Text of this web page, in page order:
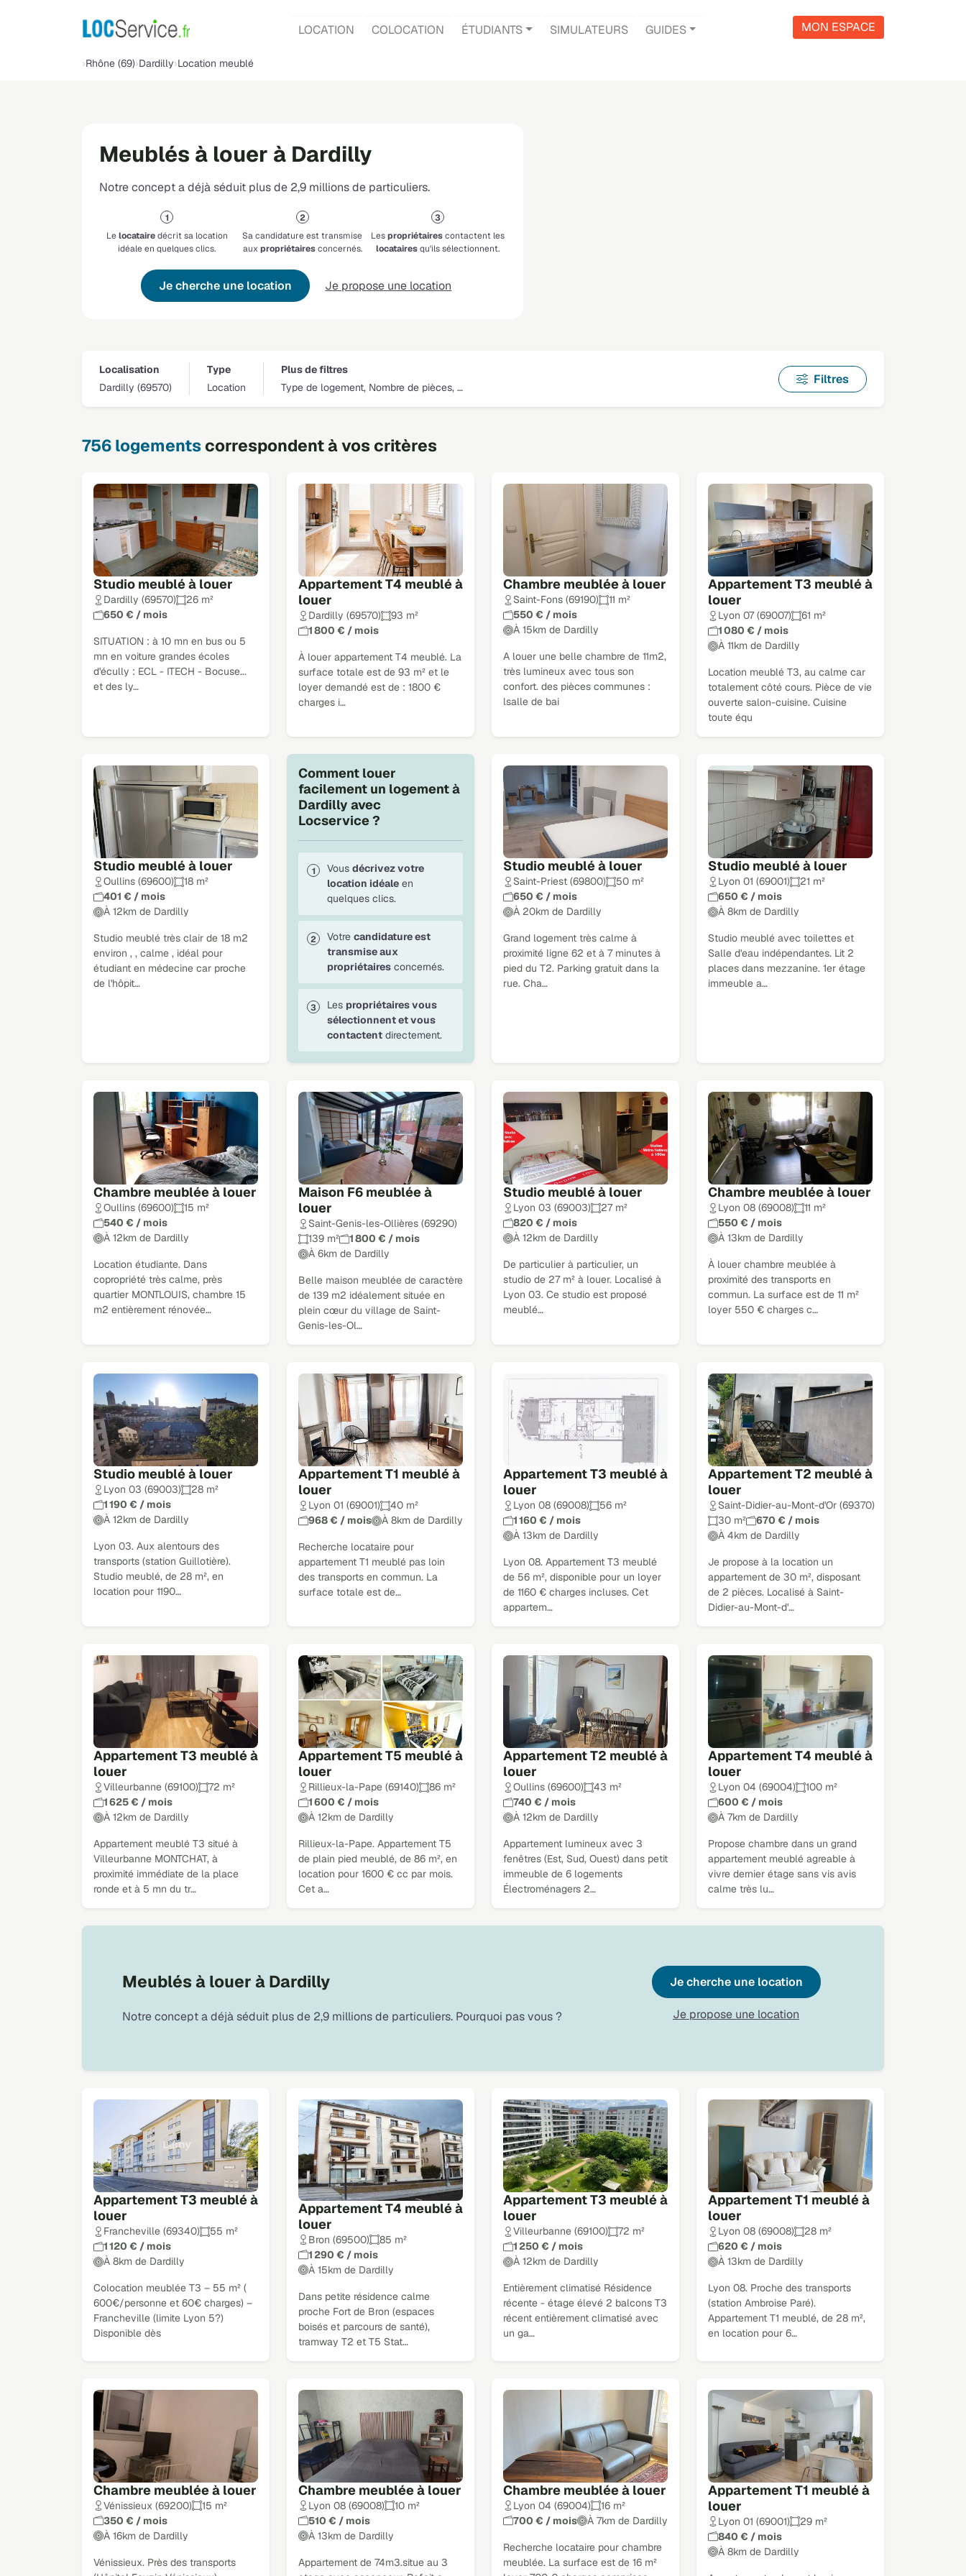
LOCATION COLOCATION ÉTUDIANTS SIMULATEURS GUIDES MON ESPACE
Rhône (69) Dardilly Location meublé
Meublés à louer à Dardilly
Notre concept a déjà séduit plus de 2,9 millions de particuliers.
Lelocatairedécrit sa location
idéale en quelques clics.
Sa candidature est transmise
auxpropriétairesconcernés.
Lespropriétairescontactent les
locatairesqu'ils sélectionnent.
Je cherche une location Je propose une location
Localisation
Dardilly (69570)
Type
Location
Plus de filtres
Type de logement, Nombre de pièces, …
Filtres
756 logements correspondent à vos critères
Studio meublé à louer
Dardilly (69570)
26 m²
650 € / mois
SITUATION : à 10 mn en bus ou 5
mn en voiture grandes écoles
d'écully : ECL - ITECH - Bocuse...
et des ly…
Appartement T4 meublé à
louer
Dardilly (69570)
93 m²
1 800 € / mois
À louer appartement T4 meublé. La
surface totale est de 93 m² et le
loyer demandé est de : 1800 €
charges i…
Chambre meublée à louer
Saint-Fons (69190)
11 m²
550 € / mois
À 15km de Dardilly
A louer une belle chambre de 11m2,
très lumineux avec tous son
confort. des pièces communes :
lsalle de bai
Appartement T3 meublé à
louer
Lyon 07 (69007)
61 m²
1 080 € / mois
À 11km de Dardilly
Location meublé T3, au calme car
totalement côté cours. Pièce de vie
ouverte salon-cuisine. Cuisine
toute équ
Studio meublé à louer
Oullins (69600)
18 m²
401 € / mois
À 12km de Dardilly
Studio meublé très clair de 18 m2
environ , , calme , idéal pour
étudiant en médecine car proche
de l'hôpit…
Studio meublé à louer
Saint-Priest (69800)
50 m²
650 € / mois
À 20km de Dardilly
Grand logement très calme à
proximité ligne 62 et à 7 minutes à
pied du T2. Parking gratuit dans la
rue. Cha…
Studio meublé à louer
Lyon 01 (69001)
21 m²
650 € / mois
À 8km de Dardilly
Studio meublé avec toilettes et
Salle d'eau indépendantes. Lit 2
places dans mezzanine. 1er étage
immeuble a…
Chambre meublée à louer
Oullins (69600)
15 m²
540 € / mois
À 12km de Dardilly
Location étudiante. Dans
copropriété très calme, près
quartier MONTLOUIS, chambre 15
m2 entièrement rénovée…
Maison F6 meublée à
louer
Saint-Genis-les-Ollières (69290)
139 m²
1 800 € / mois
À 6km de Dardilly
Belle maison meublée de caractère
de 139 m2 idéalement située en
plein cœur du village de Saint-
Genis-les-Ol…
Studio meublé à louer
Lyon 03 (69003)
27 m²
820 € / mois
À 12km de Dardilly
De particulier à particulier, un
studio de 27 m² à louer. Localisé à
Lyon 03. Ce studio est proposé
meublé…
Chambre meublée à louer
Lyon 08 (69008)
11 m²
550 € / mois
À 13km de Dardilly
À louer chambre meublée à
proximité des transports en
commun. La surface est de 11 m²
loyer 550 € charges c…
Studio meublé à louer
Lyon 03 (69003)
28 m²
1 190 € / mois
À 12km de Dardilly
Lyon 03. Aux alentours des
transports (station Guillotière).
Studio meublé, de 28 m², en
location pour 1190…
Appartement T1 meublé à
louer
Lyon 01 (69001)
40 m²
968 € / mois
À 8km de Dardilly
Recherche locataire pour
appartement T1 meublé pas loin
des transports en commun. La
surface totale est de…
Appartement T3 meublé à
louer
Lyon 08 (69008)
56 m²
1 160 € / mois
À 13km de Dardilly
Lyon 08. Appartement T3 meublé
de 56 m², disponible pour un loyer
de 1160 € charges incluses. Cet
appartem…
Appartement T2 meublé à
louer
Saint-Didier-au-Mont-d'Or (69370)
30 m²
670 € / mois
À 4km de Dardilly
Je propose à la location un
appartement de 30 m², disposant
de 2 pièces. Localisé à Saint-
Didier-au-Mont-d'…
Appartement T3 meublé à
louer
Villeurbanne (69100)
72 m²
1 625 € / mois
À 12km de Dardilly
Appartement meublé T3 situé à
Villeurbanne MONTCHAT, à
proximité immédiate de la place
ronde et à 5 mn du tr…
Appartement T5 meublé à
louer
Rillieux-la-Pape (69140)
86 m²
1 600 € / mois
À 12km de Dardilly
Rillieux-la-Pape. Appartement T5
de plain pied meublé, de 86 m², en
location pour 1600 € cc par mois.
Cet a…
Appartement T2 meublé à
louer
Oullins (69600)
43 m²
740 € / mois
À 12km de Dardilly
Appartement lumineux avec 3
fenêtres (Est, Sud, Ouest) dans petit
immeuble de 6 logements
Électroménagers 2…
Appartement T4 meublé à
louer
Lyon 04 (69004)
100 m²
600 € / mois
À 7km de Dardilly
Propose chambre dans un grand
appartement meublé agreable à
vivre dernier étage sans vis avis
calme très lu…
Appartement T3 meublé à
louer
Francheville (69340)
55 m²
1 120 € / mois
À 8km de Dardilly
Colocation meublée T3 – 55 m² (
600€/personne et 60€ charges) –
Francheville (limite Lyon 5?)
Disponible dès
Appartement T4 meublé à
louer
Bron (69500)
85 m²
1 290 € / mois
À 15km de Dardilly
Dans petite résidence calme
proche Fort de Bron (espaces
boisés et parcours de santé),
tramway T2 et T5 Stat…
Appartement T3 meublé à
louer
Villeurbanne (69100)
72 m²
1 250 € / mois
À 12km de Dardilly
Entièrement climatisé Résidence
récente - étage élevé 2 balcons T3
récent entièrement climatisé avec
un ga…
Appartement T1 meublé à
louer
Lyon 08 (69008)
28 m²
620 € / mois
À 13km de Dardilly
Lyon 08. Proche des transports
(station Ambroise Paré).
Appartement T1 meublé, de 28 m²,
en location pour 6…
Chambre meublée à louer
Vénissieux (69200)
15 m²
350 € / mois
À 16km de Dardilly
Vénissieux. Près des transports
Chambre meublée à louer
Lyon 08 (69008)
10 m²
510 € / mois
À 13km de Dardilly
Appartement de 74m3.situe au 3
Chambre meublée à louer
Lyon 04 (69004)
16 m²
700 € / mois
À 7km de Dardilly
Recherche locataire pour chambre
meublée. La surface est de 16 m²
Appartement T1 meublé à
louer
Lyon 01 (69001)
29 m²
840 € / mois
À 8km de Dardilly
Comment louer
facilement un logement à
Dardilly avec
Locservice ?
Vous décrivez votre
location idéale en
quelques clics.
Votre candidature est
transmise aux
propriétaires concernés.
Les propriétaires vous
sélectionnent et vous
contactent directement.
Meublés à louer à Dardilly
Notre concept a déjà séduit plus de 2,9 millions de particuliers. Pourquoi pas vous ?
Je cherche une location
Je propose une location